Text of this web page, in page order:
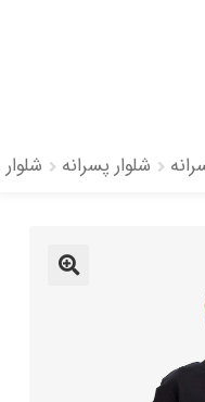
شلوار پسرانه